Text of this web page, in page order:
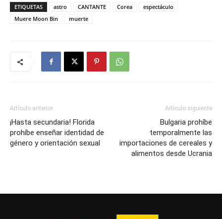
ETIQUETAS astro CANTANTE Corea
espectáculo
Muere Moon Bin
muerte
Artículo anterior
¡Hasta secundaria! Florida
prohíbe enseñar identidad de
género y orientación sexual
Artículo siguiente
Bulgaria prohíbe
temporalmente las
importaciones de cereales y
alimentos desde Ucrania